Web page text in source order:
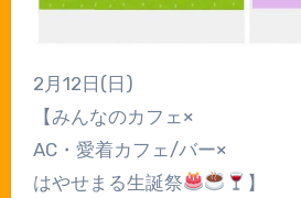
2月12日(日)
【みんなのカフェ×
AC・愛着カフェ/バー×
はやせまる生誕祭
】